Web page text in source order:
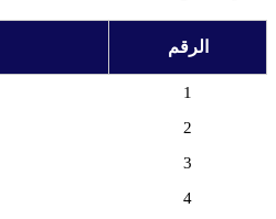
الرقم
1
2
3
4